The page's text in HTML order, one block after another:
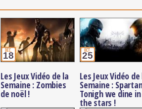
déc.
18
Les Jeux Vidéo de la
Semaine : Zombies
de noël !
oct.
25
Les Jeux Vidéo de
Semaine :
Tonigh we dine in
the stars !